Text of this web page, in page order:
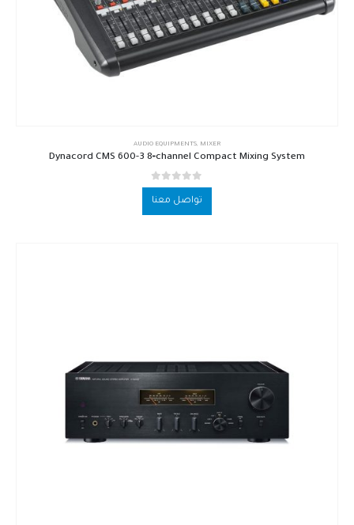
AUDIO EQUIPMENTS, MIXER
Dyn­acord CMS 600-3 8‑channel Compact Mixing System
0
out of 5
تواصل معنا